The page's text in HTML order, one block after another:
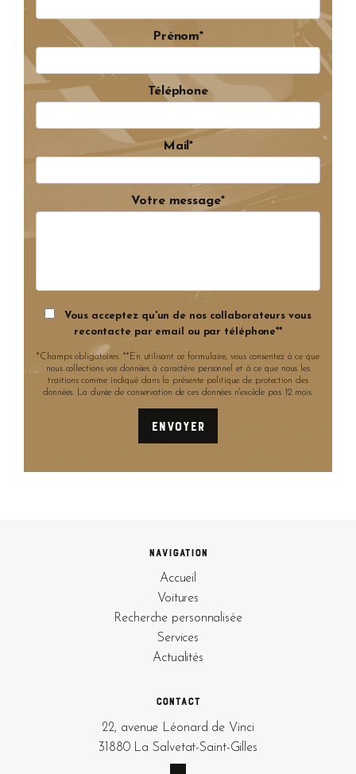
Prénom*
Téléphone
Mail*
Votre message*
Vous acceptez qu'un de nos collaborateurs vous
recontacte par email ou par téléphone**
*Champs obligatoires. **En utilisant ce formulaire, vous consentez à ce que
nous collections vos données à caractère personnel et à ce que nous les
traitions comme indiqué dans la présente politique de protection des
données. La durée de conservation de ces données n'excède pas 12 mois.
Navigation
Accueil
Voitures
Recherche personnalisée
Services
Actualités
Contact
22, avenue Léonard de Vinci
31880 La Salvetat-Saint-Gilles